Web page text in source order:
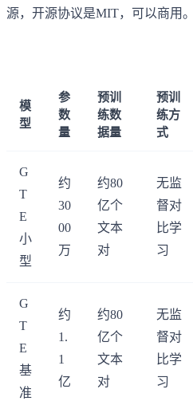
源，开源协议是MIT，可以商用
模
型
参
数
量
预训
练数
据量
预训
练方
式
G
T
E
小
型
约
30
00
万
约80
亿个
文本
对
无监
督对
比学
习
G
T
E
基
准
约
1.
1
亿
约80
亿个
文本
对
无监
督对
比学
习